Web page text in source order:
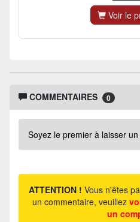
Voir le
COMMENTAIRES 0
Soyez le premier à laisser
ATTENTION ! Vous n'êtes
un commentaire, veuillez
un